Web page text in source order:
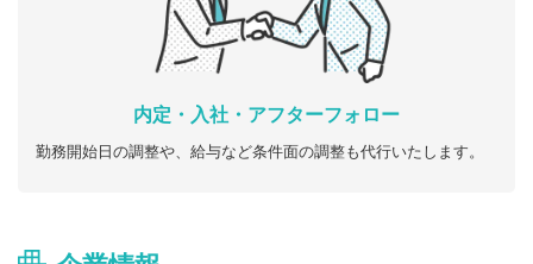
内定・入社・アフターフォロー
勤務開始日の調整や、給与など条件面の調整も代行いたします。